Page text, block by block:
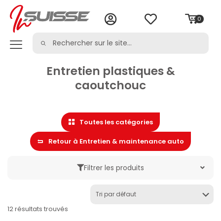
0
Entretien plastiques &
caoutchouc
Toutes les catégories
Retour à Entretien & maintenance auto
Filtrer les produits
12 résultats trouvés